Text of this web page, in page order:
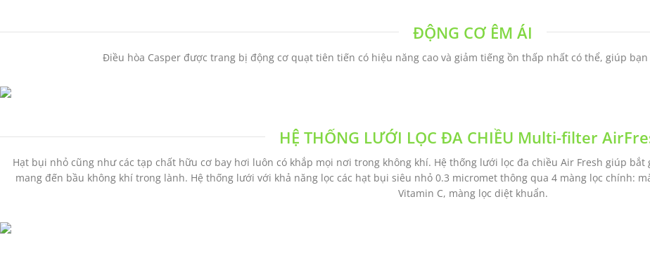
ĐỘNG CƠ ÊM ÁI
Điều hòa Casper được trang bị động cơ quạt tiên tiến có hiệu năng cao và giảm tiếng ồn thấp nhất có thể, giúp
HỆ THỐNG LƯỚI LỌC ĐA CHIỀU Multi-filter
Hạt bụi nhỏ cũng như các tạp chất hữu cơ bay hơi luôn có khắp mọi nơi trong không khí. Hệ thống lưới lọc đa chiều Air Fresh giúp
mang đến bầu không khí trong lành. Hệ thống lưới với khả năng lọc các hạt bụi siêu nhỏ 0.3 micromet thông qua 4 màng lọc chính:
Vitamin C, màng lọc diệt khuẩn.